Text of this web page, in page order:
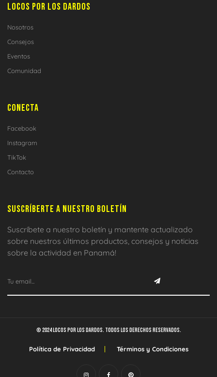
LOCOS POR LOS DARDOS
Nosotros
Consejos
Eventos
Comunidad
CONECTA
Facebook
Instagram
TikTok
Contacto
SUSCRÍBERTE A NUESTRO BOLETÍN
Suscríbete a nuestro boletín y mantente actualizado
sobre nuestros últimos productos, consejos y noticias
sobre la actividad en Panamá!
© 2024 Locos por los dardos. Todos los derechos reservados.
Política de Privacidad Términos y Condiciones